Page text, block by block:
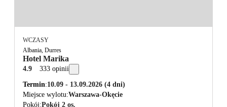
WCZASY
Albania, Durres
Hotel Marika
4.9 333 opinii
Termin 10.09 - 13.09.2026 (4 dni)
Miejsce wylotu Warszawa-Okęcie
Pokój Pokój 2 os.